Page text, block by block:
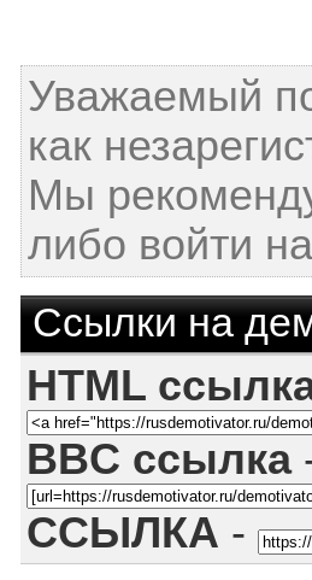
Уважаемый
как
Мы
либо войти
Ссылки на
HTML
BBC ссылка
ССЫЛКА -